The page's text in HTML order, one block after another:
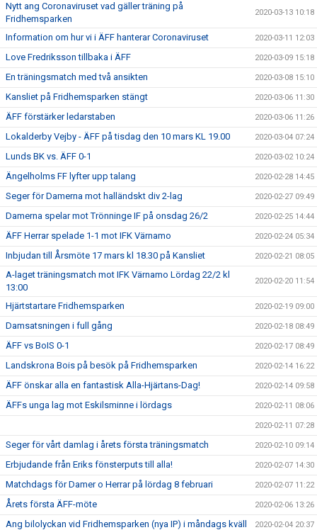
Nytt ang Coronaviruset vad gäller träning på
Fridhemsparken
2020-03-13 10:18
Information om hur vi i ÄFF hanterar Coronaviruset 2020-03-11 12:03
Love Fredriksson tillbaka i ÄFF 2020-03-09 15:18
En träningsmatch med två ansikten 2020-03-08 15:10
Kansliet på Fridhemsparken stängt 2020-03-06 11:30
ÄFF förstärker ledarstaben 2020-03-06 11:26
Lokalderby Vejby - ÄFF på tisdag den 10 mars KL 19.00 2020-03-04 07:24
Lunds BK vs. ÄFF 0-1 2020-03-02 10:24
Ängelholms FF lyfter upp talang 2020-02-28 14:45
Seger för Damerna mot halländskt div 2-lag 2020-02-27 09:49
Damerna spelar mot Trönninge IF på onsdag 26/2 2020-02-25 14:44
ÄFF Herrar spelade 1-1 mot IFK Värnamo 2020-02-24 05:34
Inbjudan till Årsmöte 17 mars kl 18.30 på Kansliet 2020-02-21 08:05
A-laget träningsmatch mot IFK Värnamo Lördag 22/2 kl
13:00
2020-02-20 11:54
Hjärtstartare Fridhemsparken 2020-02-19 09:00
Damsatsningen i full gång 2020-02-18 08:49
ÄFF vs BoIS 0-1 2020-02-17 08:49
Landskrona Bois på besök på Fridhemsparken 2020-02-14 16:22
ÄFF önskar alla en fantastisk Alla-Hjärtans-Dag! 2020-02-14 09:58
ÄFFs unga lag mot Eskilsminne i lördags 2020-02-11 08:06
2020-02-11 07:28
Seger för vårt damlag i årets första träningsmatch 2020-02-10 09:14
Erbjudande från Eriks fönsterputs till alla! 2020-02-07 14:30
Matchdags för Damer o Herrar på lördag 8 februari 2020-02-07 11:22
Årets första ÄFF-möte 2020-02-06 13:26
Ang bilolyckan vid Fridhemsparken (nya IP) i måndags kväll 2020-02-04 20:37